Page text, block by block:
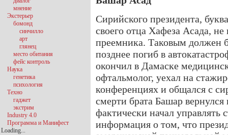
Сирийского президента,
своего отца Хафеза Асада,
преемника. Таковым должен
позднее погиб в
окончил в Дамаске
офтальмолог, уехал на
конференциях и общался с
смерти брата Башар
фактически начал управлять
информация о том, что
мнение
Экстерьер
бомонд
синчилло
арт
глянец
место обитания
фейс контроль
Наука
генетика
психология
Техно
гаджет
экстрим
Industry 4.0
Программа и Манифест
Loading...